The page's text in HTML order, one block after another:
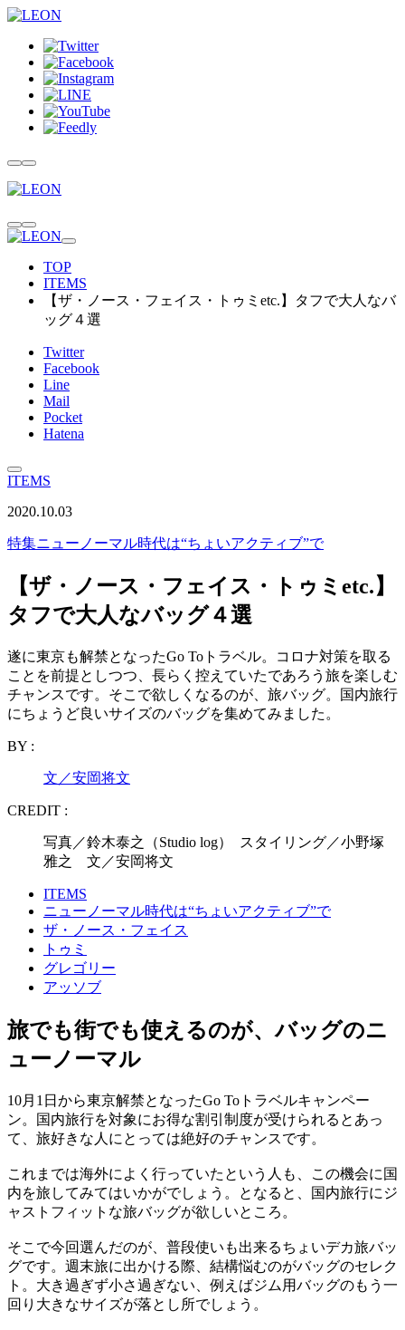
TOP
ITEMS
【ザ・ノース・フェイス・トゥミetc.】タフで大人なバ
ッグ４選
Twitter
Facebook
Line
Mail
Pocket
Hatena
ITEMS
2020.10.03
特集ニューノーマル時代は“ちょいアクティブ”で
【ザ・ノース・フェイス・トゥミetc.】
タフで大人なバッグ４選
遂に東京も解禁となったGo Toトラベル。コロナ対策を取る
ことを前提としつつ、長らく控えていたであろう旅を楽しむ
チャンスです。そこで欲しくなるのが、旅バッグ。国内旅行
にちょうど良いサイズのバッグを集めてみました。
BY :
文／安岡将文
CREDIT :
写真／鈴木泰之（Studio log） スタイリング／小野塚
雅之 文／安岡将文
ITEMS
ニューノーマル時代は“ちょいアクティブ”で
ザ・ノース・フェイス
トゥミ
グレゴリー
アッソブ
旅でも街でも使えるのが、バッグのニ
ューノーマル
10月1日から東京解禁となったGo Toトラベルキャンペー
ン。国内旅行を対象にお得な割引制度が受けられるとあっ
て、旅好きな人にとっては絶好のチャンスです。
これまでは海外によく行っていたという人も、この機会に国
内を旅してみてはいかがでしょう。となると、国内旅行にジ
ャストフィットな旅バッグが欲しいところ。
そこで今回選んだのが、普段使いも出来るちょいデカ旅バッ
グです。週末旅に出かける際、結構悩むのがバッグのセレク
ト。大き過ぎず小さ過ぎない、例えばジム用バッグのもう一
回り大きなサイズが落とし所でしょう。